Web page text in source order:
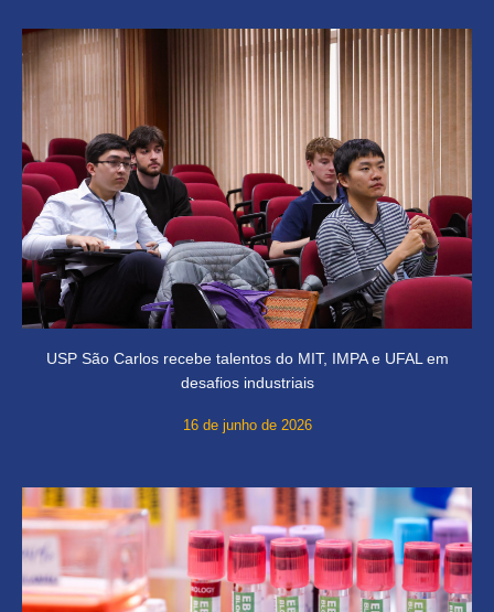
USP São Carlos recebe talentos do MIT, IMPA e UFAL em
desafios industriais
16 de junho de 2026